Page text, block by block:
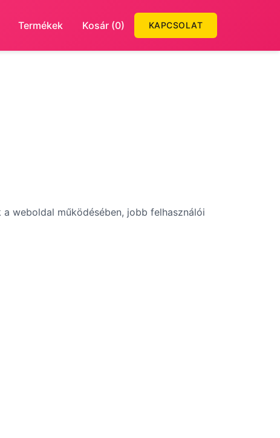
Termékek Kosár (0) KAPCSOLAT
weboldal működésében, jobb felhasználói